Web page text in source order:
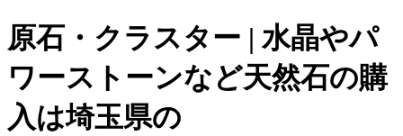
原石・クラスター | 水晶やパ
ワーストーンなど天然石の購
入は埼玉県の